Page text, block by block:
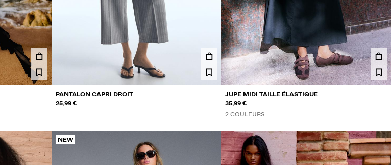
PANTALON CAPRI DROIT
25,99 €
JUPE MIDI TAILLE ÉLASTIQUE
35,99 €
2 COULEURS
NEW